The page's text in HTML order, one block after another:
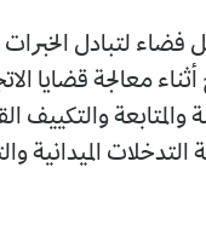
لتبادل الخبرات
معالجة قضايا
والتكييف
التدخلات الميدانية